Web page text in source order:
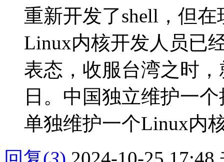
重新开发了shell，但
Linux内核开发人员已
表态，收服台湾之时
日。中国独立维护一
单独维护一个Linux内